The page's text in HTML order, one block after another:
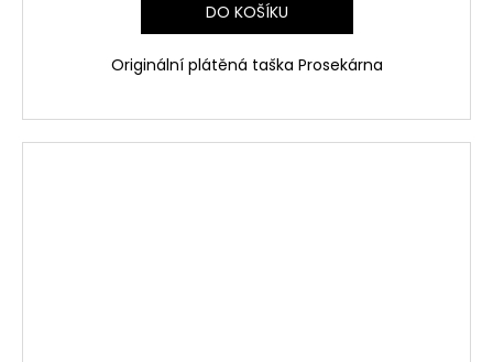
DO KOŠÍKU
Originální plátěná taška Prosekárna